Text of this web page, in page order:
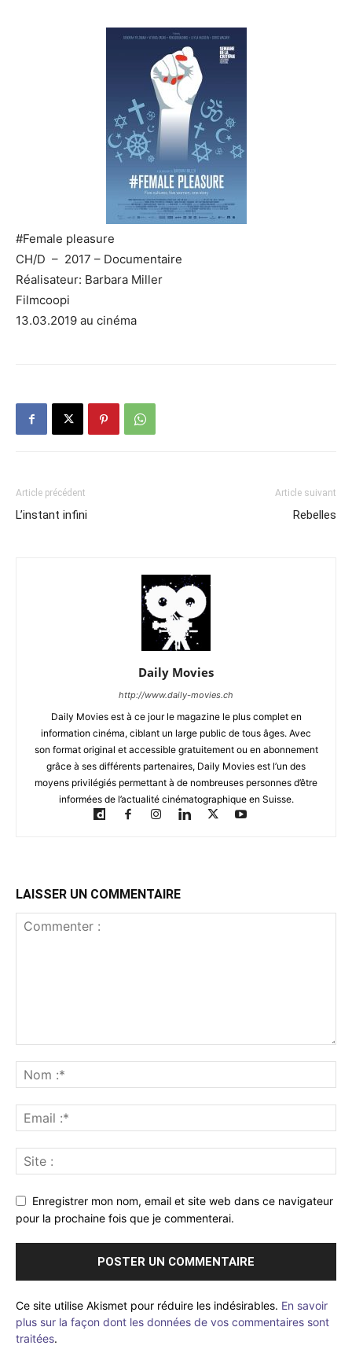
#Female pleasure
CH/D – 2017 – Documentaire
Réalisateur: Barbara Miller
Filmcoopi
13.03.2019 au cinéma
Article précédent
L’instant infini
Article suivant
Rebelles
Daily Movies
http://www.daily-movies.ch
Daily Movies est à ce jour le magazine le plus complet en
information cinéma, ciblant un large public de tous âges. Avec
son format original et accessible gratuitement ou en abonnement
grâce à ses différents partenaires, Daily Movies est l’un des
moyens privilégiés permettant à de nombreuses personnes d’être
informées de l’actualité cinématographique en Suisse.
LAISSER UN COMMENTAIRE
Enregistrer mon nom, email et site web dans ce navigateur
pour la prochaine fois que je commenterai.
Ce site utilise Akismet pour réduire les indésirables. En savoir
plus sur la façon dont les données de vos commentaires sont
traitées.